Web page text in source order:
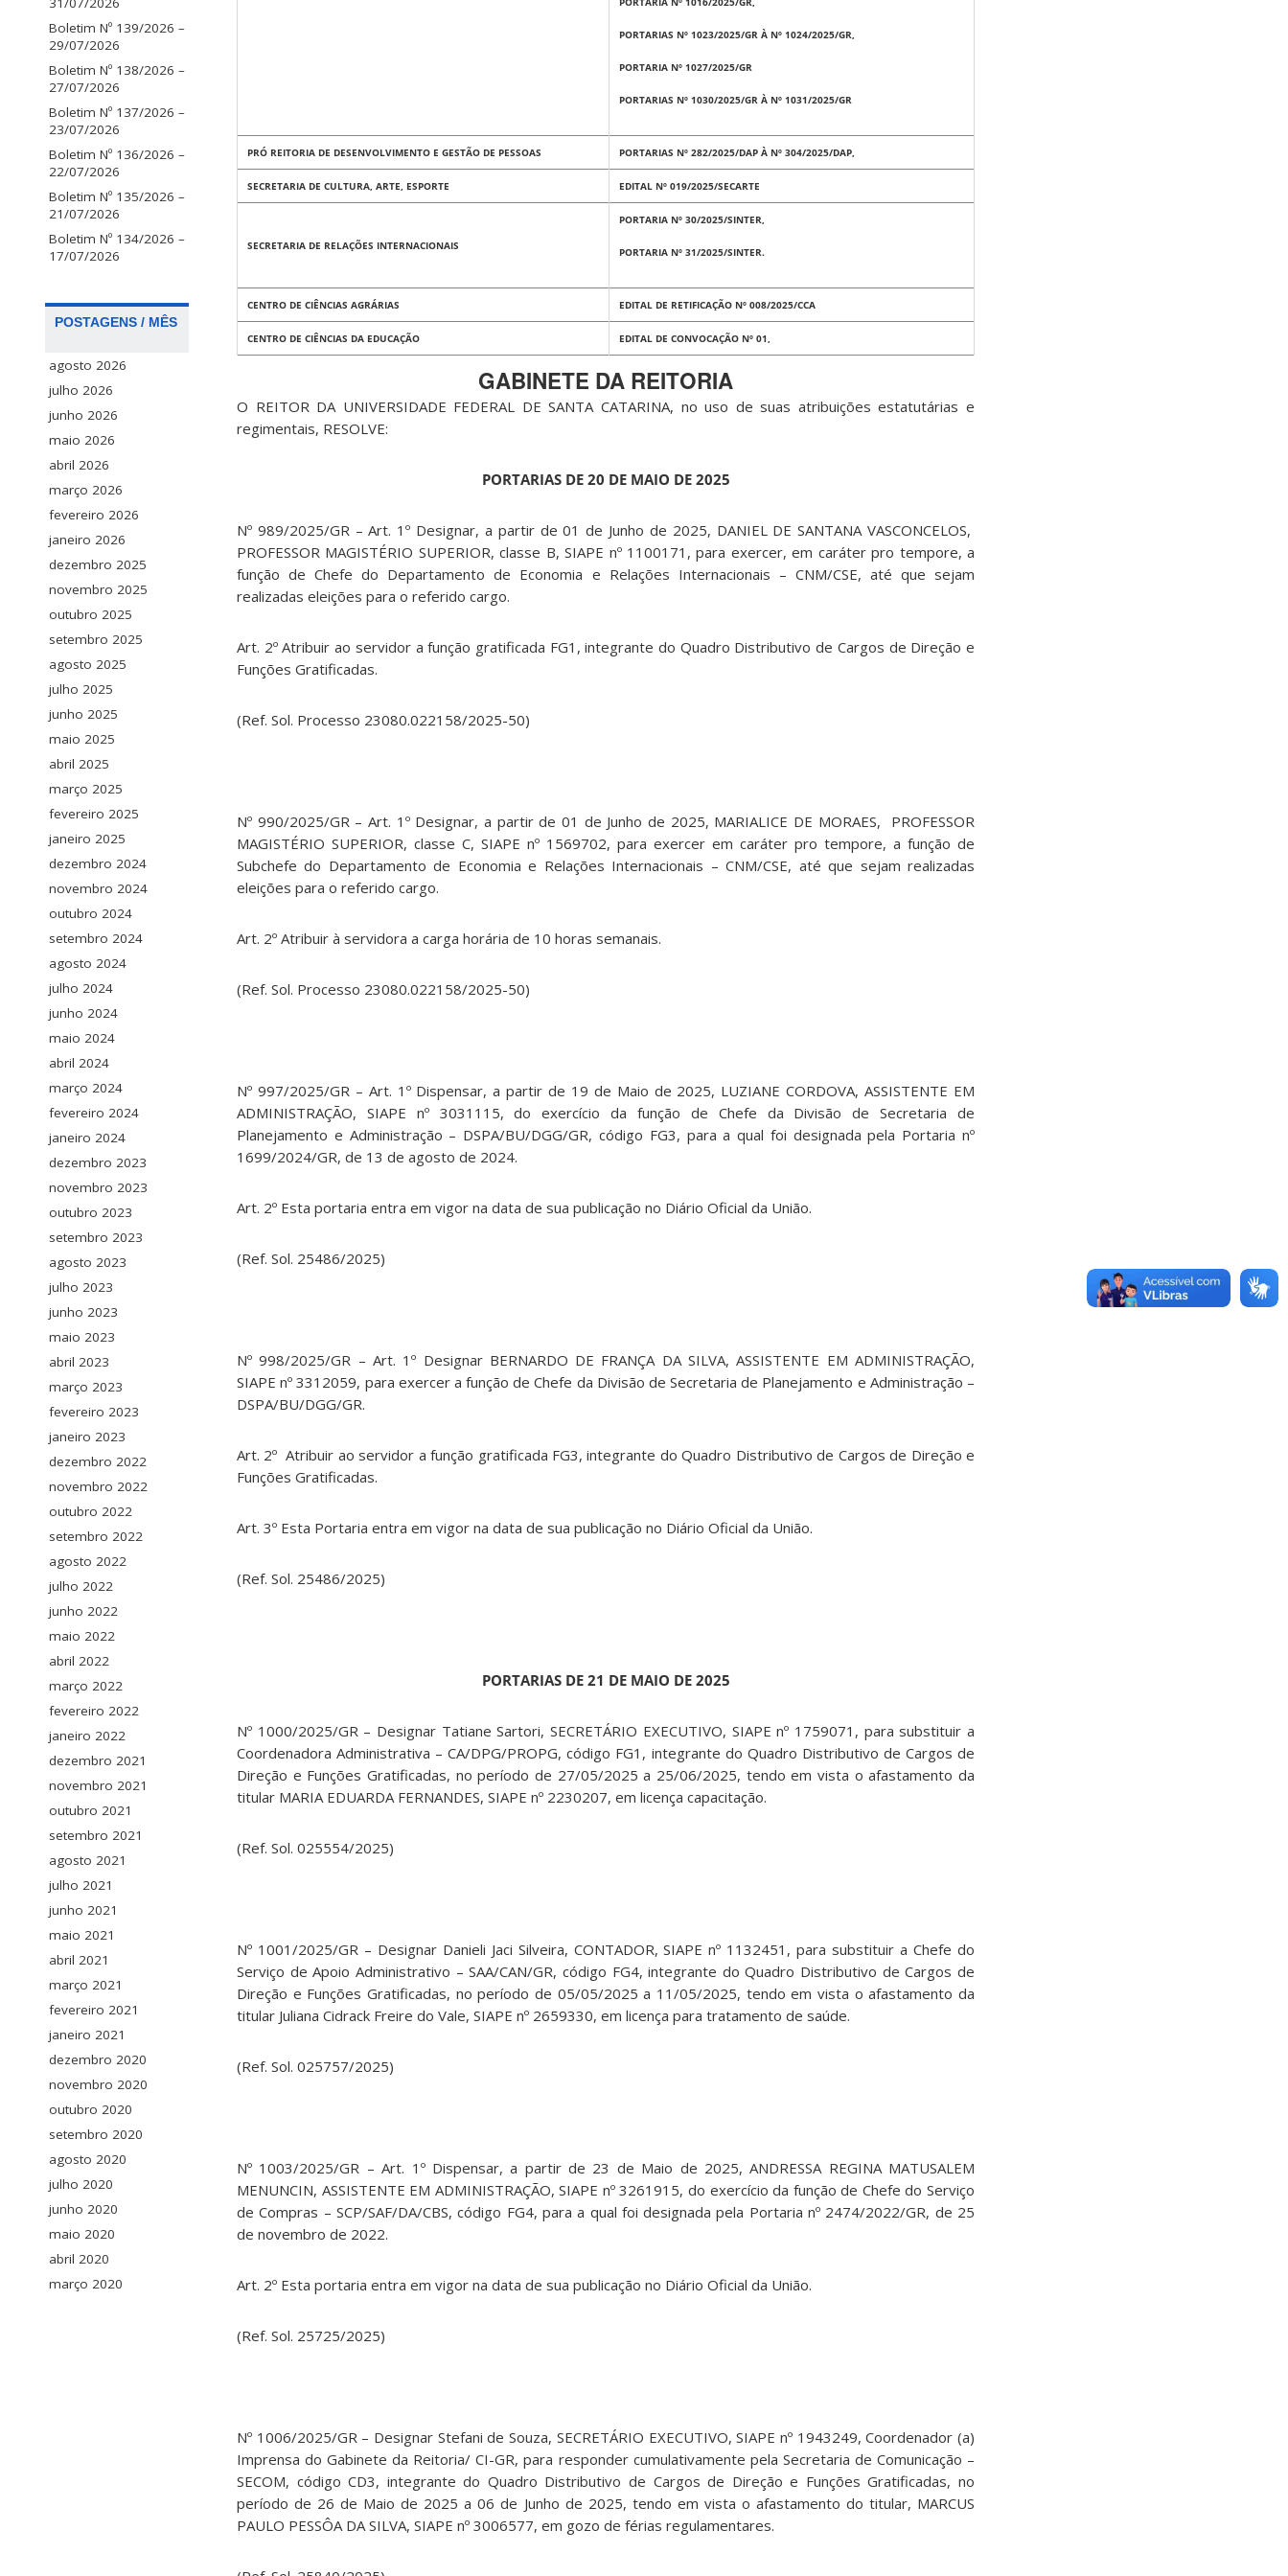
Boletim Nº 139/2026 –
29/07/2026
Boletim Nº 138/2026 –
27/07/2026
Boletim Nº 137/2026 –
23/07/2026
Boletim Nº 136/2026 –
22/07/2026
Boletim Nº 135/2026 –
21/07/2026
Boletim Nº 134/2026 –
17/07/2026
POSTAGENS / MÊS
agosto 2026
julho 2026
junho 2026
maio 2026
abril 2026
março 2026
fevereiro 2026
janeiro 2026
dezembro 2025
novembro 2025
outubro 2025
setembro 2025
agosto 2025
julho 2025
junho 2025
maio 2025
abril 2025
março 2025
fevereiro 2025
janeiro 2025
dezembro 2024
novembro 2024
outubro 2024
setembro 2024
agosto 2024
julho 2024
junho 2024
maio 2024
abril 2024
março 2024
fevereiro 2024
janeiro 2024
dezembro 2023
novembro 2023
outubro 2023
setembro 2023
agosto 2023
julho 2023
junho 2023
maio 2023
abril 2023
março 2023
fevereiro 2023
janeiro 2023
dezembro 2022
novembro 2022
outubro 2022
setembro 2022
agosto 2022
julho 2022
junho 2022
maio 2022
abril 2022
março 2022
fevereiro 2022
janeiro 2022
dezembro 2021
novembro 2021
outubro 2021
setembro 2021
agosto 2021
julho 2021
junho 2021
maio 2021
abril 2021
março 2021
fevereiro 2021
janeiro 2021
dezembro 2020
novembro 2020
outubro 2020
setembro 2020
agosto 2020
julho 2020
junho 2020
maio 2020
abril 2020
março 2020
PORTARIAS Nº 1023/2025/GR À Nº 1024/2025/GR,
PORTARIA Nº 1027/2025/GR
PORTARIAS Nº 1030/2025/GR À Nº 1031/2025/GR
PRÓ REITORIA DE DESENVOLVIMENTO E GESTÃO DE PESSOAS PORTARIAS Nº 282/2025/DAP À Nº 304/2025/DAP,
SECRETARIA DE CULTURA, ARTE, ESPORTE EDITAL Nº 019/2025/SECARTE
SECRETARIA DE RELAÇÕES INTERNACIONAIS
PORTARIA Nº 30/2025/SINTER,
PORTARIA Nº 31/2025/SINTER.
CENTRO DE CIÊNCIAS AGRÁRIAS EDITAL DE RETIFICAÇÃO Nº 008/2025/CCA
CENTRO DE CIÊNCIAS DA EDUCAÇÃO EDITAL DE CONVOCAÇÃO Nº 01,
GABINETE DA REITORIA
O REITOR DA UNIVERSIDADE FEDERAL DE SANTA CATARINA, no uso de suas atribuições estatutárias e
regimentais, RESOLVE:
PORTARIAS DE 20 DE MAIO DE 2025
Nº 989/2025/GR – Art. 1º Designar, a partir de 01 de Junho de 2025, DANIEL DE SANTANA VASCONCELOS,
PROFESSOR MAGISTÉRIO SUPERIOR, classe B, SIAPE nº 1100171, para exercer, em caráter pro tempore, a
função de Chefe do Departamento de Economia e Relações Internacionais – CNM/CSE, até que sejam
realizadas eleições para o referido cargo.
Art. 2º Atribuir ao servidor a função gratificada FG1, integrante do Quadro Distributivo de Cargos de Direção e
Funções Gratificadas.
(Ref. Sol. Processo 23080.022158/2025-50)
Nº 990/2025/GR – Art. 1º Designar, a partir de 01 de Junho de 2025, MARIALICE DE MORAES, PROFESSOR
MAGISTÉRIO SUPERIOR, classe C, SIAPE nº 1569702, para exercer em caráter pro tempore, a função de
Subchefe do Departamento de Economia e Relações Internacionais – CNM/CSE, até que sejam realizadas
eleições para o referido cargo.
Art. 2º Atribuir à servidora a carga horária de 10 horas semanais.
(Ref. Sol. Processo 23080.022158/2025-50)
Nº 997/2025/GR – Art. 1º Dispensar, a partir de 19 de Maio de 2025, LUZIANE CORDOVA, ASSISTENTE EM
ADMINISTRAÇÃO, SIAPE nº 3031115, do exercício da função de Chefe da Divisão de Secretaria de
Planejamento e Administração – DSPA/BU/DGG/GR, código FG3, para a qual foi designada pela Portaria nº
1699/2024/GR, de 13 de agosto de 2024.
Art. 2º Esta portaria entra em vigor na data de sua publicação no Diário Oficial da União.
(Ref. Sol. 25486/2025)
Nº 998/2025/GR – Art. 1º Designar BERNARDO DE FRANÇA DA SILVA, ASSISTENTE EM ADMINISTRAÇÃO,
SIAPE nº 3312059, para exercer a função de Chefe da Divisão de Secretaria de Planejamento e Administração –
DSPA/BU/DGG/GR.
Art. 2º Atribuir ao servidor a função gratificada FG3, integrante do Quadro Distributivo de Cargos de Direção e
Funções Gratificadas.
Art. 3º Esta Portaria entra em vigor na data de sua publicação no Diário Oficial da União.
(Ref. Sol. 25486/2025)
PORTARIAS DE 21 DE MAIO DE 2025
Nº 1000/2025/GR – Designar Tatiane Sartori, SECRETÁRIO EXECUTIVO, SIAPE nº 1759071, para substituir a
Coordenadora Administrativa – CA/DPG/PROPG, código FG1, integrante do Quadro Distributivo de Cargos de
Direção e Funções Gratificadas, no período de 27/05/2025 a 25/06/2025, tendo em vista o afastamento da
titular MARIA EDUARDA FERNANDES, SIAPE nº 2230207, em licença capacitação.
(Ref. Sol. 025554/2025)
Nº 1001/2025/GR – Designar Danieli Jaci Silveira, CONTADOR, SIAPE nº 1132451, para substituir a Chefe do
Serviço de Apoio Administrativo – SAA/CAN/GR, código FG4, integrante do Quadro Distributivo de Cargos de
Direção e Funções Gratificadas, no período de 05/05/2025 a 11/05/2025, tendo em vista o afastamento da
titular Juliana Cidrack Freire do Vale, SIAPE nº 2659330, em licença para tratamento de saúde.
(Ref. Sol. 025757/2025)
Nº 1003/2025/GR – Art. 1º Dispensar, a partir de 23 de Maio de 2025, ANDRESSA REGINA MATUSALEM
MENUNCIN, ASSISTENTE EM ADMINISTRAÇÃO, SIAPE nº 3261915, do exercício da função de Chefe do Serviço
de Compras – SCP/SAF/DA/CBS, código FG4, para a qual foi designada pela Portaria nº 2474/2022/GR, de 25
de novembro de 2022.
Art. 2º Esta portaria entra em vigor na data de sua publicação no Diário Oficial da União.
(Ref. Sol. 25725/2025)
Nº 1006/2025/GR – Designar Stefani de Souza, SECRETÁRIO EXECUTIVO, SIAPE nº 1943249, Coordenador (a)
Imprensa do Gabinete da Reitoria/ CI-GR, para responder cumulativamente pela Secretaria de Comunicação –
SECOM, código CD3, integrante do Quadro Distributivo de Cargos de Direção e Funções Gratificadas, no
período de 26 de Maio de 2025 a 06 de Junho de 2025, tendo em vista o afastamento do titular, MARCUS
PAULO PESSÔA DA SILVA, SIAPE nº 3006577, em gozo de férias regulamentares.